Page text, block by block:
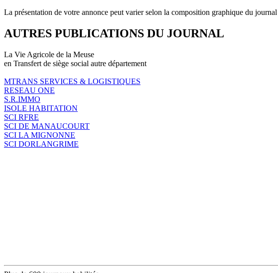
La présentation de votre annonce peut varier selon la composition graphique du journal
AUTRES PUBLICATIONS DU JOURNAL
La Vie Agricole de la Meuse
en Transfert de siège social autre département
MTRANS SERVICES & LOGISTIQUES
RESEAU ONE
S.R.IMMO
ISOLE HABITATION
SCI RFRE
SCI DE MANAUCOURT
SCI LA MIGNONNE
SCI DORLANGRIME